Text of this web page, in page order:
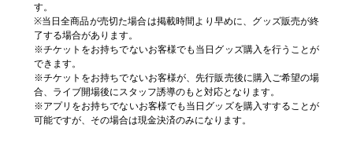
す。
※当日全商品が売切た場合は掲載時間より早めに、グッズ販売が終
了する場合があります。
※チケットをお持ちでないお客様でも当日グッズ購入を行うことが
できます。
※チケットをお持ちでないお客様が、先行販売後に購入ご希望の場
合、ライブ開場後にスタッフ誘導のもと対応となります。
※アプリをお持ちでないお客様でも当日グッズを購入すすることが
可能ですが、その場合は現金決済のみになります。